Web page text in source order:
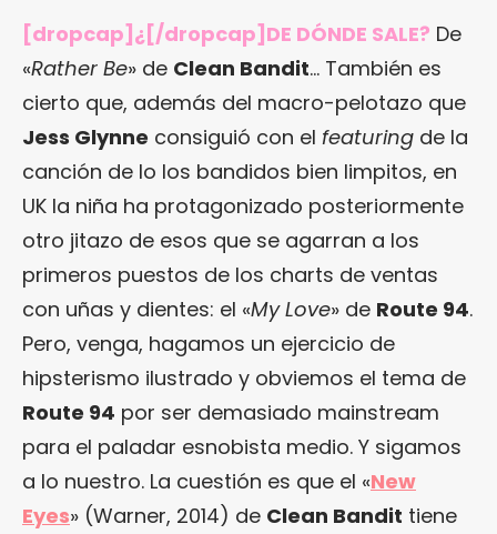
[dropcap]¿[/dropcap]DE DÓNDE SALE? De
«Rather Be» de Clean Bandit… También es
cierto que, además del macro-pelotazo que
Jess Glynne consiguió con el featuring de la
canción de lo los bandidos bien limpitos, en
UK la niña ha protagonizado posteriormente
otro jitazo de esos que se agarran a los
primeros puestos de los charts de ventas
con uñas y dientes: el «My Love» de Route 94.
Pero, venga, hagamos un ejercicio de
hipsterismo ilustrado y obviemos el tema de
Route 94 por ser demasiado mainstream
para el paladar esnobista medio. Y sigamos
a lo nuestro. La cuestión es que el «New
Eyes» (Warner, 2014) de Clean Bandit tiene